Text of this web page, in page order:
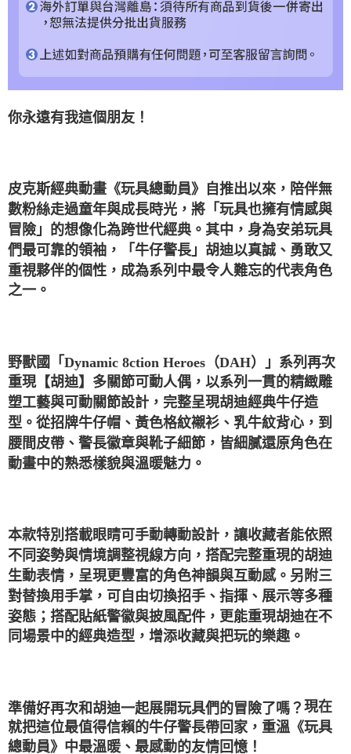
你永遠有我這個朋友！
皮克斯經典動畫《玩具總動員》自推出以來，陪伴無
數粉絲走過童年與成長時光，將「玩具也擁有情感與
冒險」的想像化為跨世代經典。其中，身為安弟玩具
們最可靠的領袖，「牛仔警長」胡迪以真誠、勇敢又
重視夥伴的個性，成為系列中最令人難忘的代表角色
之一。
野獸國「Dynamic 8ction Heroes（DAH）」系列再次
重現【胡迪】多關節可動人偶，以系列一貫的精緻雕
塑工藝與可動關節設計，完整呈現胡迪經典牛仔造
型。從招牌牛仔帽、黃色格紋襯衫、乳牛紋背心，到
腰間皮帶、警長徽章與靴子細節，皆細膩還原角色在
動畫中的熟悉樣貌與溫暖魅力。
本款特別搭載眼睛可手動轉動設計，讓收藏者能依照
不同姿勢與情境調整視線方向，搭配完整重現的胡迪
生動表情，呈現更豐富的角色神韻與互動感。另附三
對替換用手掌，可自由切換招手、指揮、展示等多種
姿態；搭配貼紙警徽與披風配件，更能重現胡迪在不
同場景中的經典造型，增添收藏與把玩的樂趣。
準備好再次和胡迪一起展開玩具們的冒險了嗎？ 現在
就把這位最值得信賴的牛仔警長帶回家，重溫《玩具
總動員》中最溫暖、最感動的友情回憶！